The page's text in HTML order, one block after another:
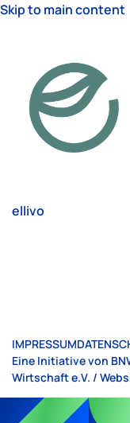
Skip to main content
ellivo
IMPRESSUM
Eine Initiative von
Wirtschaft e.V. /